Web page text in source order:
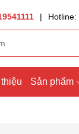
| Hotline:
Sản phẩm